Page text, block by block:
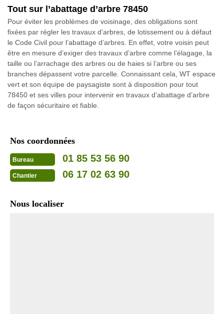
Tout sur l’abattage d’arbre 78450
Pour éviter les problèmes de voisinage, des obligations sont
fixées par régler les travaux d’arbres, de lotissement ou à défaut
le Code Civil pour l’abattage d’arbres. En effet, votre voisin peut
être en mesure d’exiger des travaux d’arbre comme l’élagage, la
taille ou l’arrachage des arbres ou de haies si l’arbre ou ses
branches dépassent votre parcelle. Connaissant cela, WT espace
vert et son équipe de paysagiste sont à disposition pour tout
78450 et ses villes pour intervenir en travaux d’abattage d’arbre
de façon sécuritaire et fiable.
Nos coordonnées
Bureau 01 85 53 56 90
Chantier 06 17 02 63 90
Nous localiser